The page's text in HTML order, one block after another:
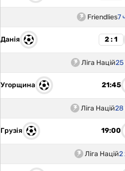
Friendlies7
Данія 2 : 1
Ліга Націй25
Угорщина 21:45
Ліга Націй28
Грузія 19:00
Ліга Націй2